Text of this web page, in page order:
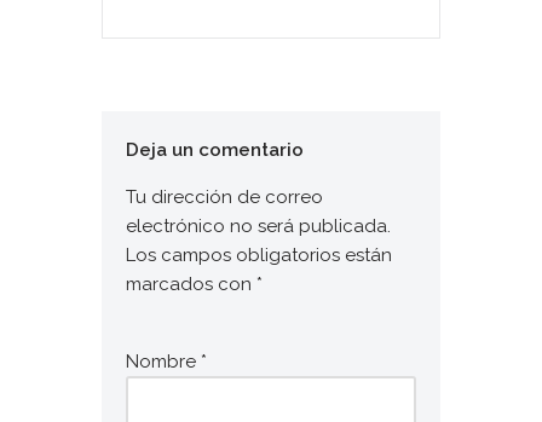
Deja un comentario
Tu dirección de correo
electrónico no será publicada.
Los campos obligatorios están
marcados con *
Nombre *